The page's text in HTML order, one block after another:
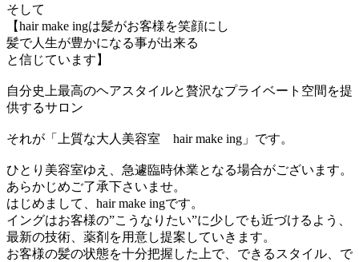
そして
【hair make ingは髪がお客様を笑顔にし
髪で人生が豊かになる事が出来る
と信じています】
自分史上最高のヘアスタイルと贅沢なプライベート空間を提
供するサロン
それが「上質な大人美容室 hair make ing」です。
ひとり美容室ゆえ、急遽臨時休業となる場合がございます。
あらかじめご了承下さいませ。
はじめまして、hair make ingです。
イングはお客様の”こうなりたい”に少しでも近づけるよう、
最新の技術、薬剤を用意し提案していきます。
お客様の髪の状態を十分把握した上で、できるスタイル、で